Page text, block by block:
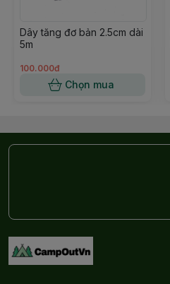
Dây tăng đơ bản 2.5cm dài
5m
100.000đ
Chọn mua